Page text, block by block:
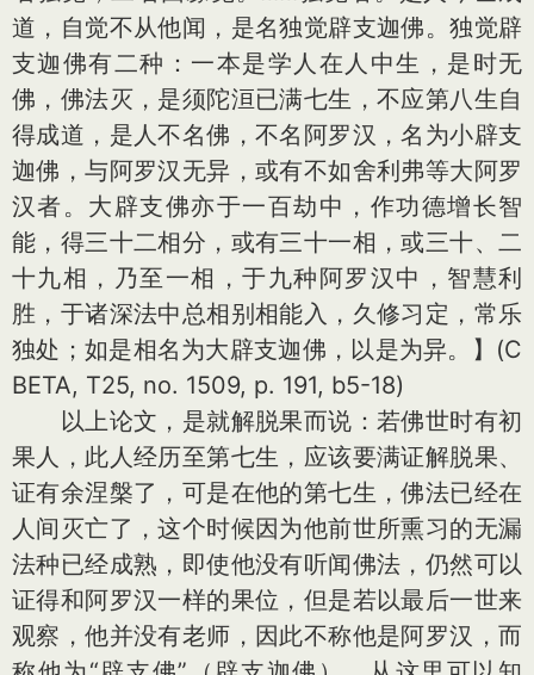
道，自觉不从他闻，是名独觉辟支迦佛。独觉辟
支迦佛有二种：一本是学人在人中生，是时无
佛，佛法灭，是须陀洹已满七生，不应第八生自
得成道，是人不名佛，不名阿罗汉，名为小辟支
迦佛，与阿罗汉无异，或有不如舍利弗等大阿罗
汉者。大辟支佛亦于一百劫中，作功德增长智
能，得三十二相分，或有三十一相，或三十、二
十九相，乃至一相，于九种阿罗汉中，智慧利
胜，于诸深法中总相别相能入，久修习定，常乐
独处；如是相名为大辟支迦佛，以是为异。】(C
BETA, T25, no. 1509, p. 191, b5-18)
以上论文，是就解脱果而说：若佛世时有初
果人，此人经历至第七生，应该要满证解脱果、
证有余涅槃了，可是在他的第七生，佛法已经在
人间灭亡了，这个时候因为他前世所熏习的无漏
法种已经成熟，即使他没有听闻佛法，仍然可以
证得和阿罗汉一样的果位，但是若以最后一世来
观察，他并没有老师，因此不称他是阿罗汉，而